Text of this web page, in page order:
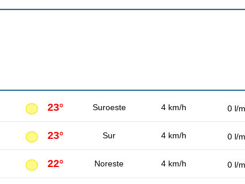
23° Suroeste 4 km/h 0 l/m
23° Sur 4 km/h 0 l/m
22° Noreste 4 km/h 0 l/m